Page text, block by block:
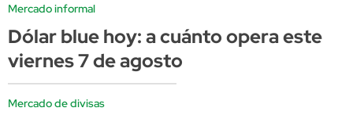
Mercado informal
Dólar blue hoy: a cuánto opera este
viernes 7 de agosto
Mercado de divisas